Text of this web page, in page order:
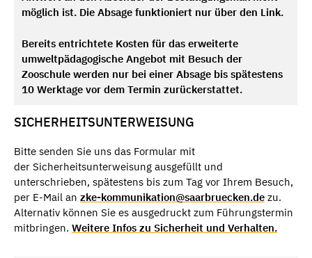
möglich ist. Die Absage funktioniert nur über den Link.
Bereits entrichtete Kosten für das erweiterte
umweltpädagogische Angebot mit Besuch der
Zooschule werden nur bei einer Absage bis spätestens
10 Werktage vor dem Termin zurückerstattet.
SICHERHEITSUNTERWEISUNG
Bitte senden Sie uns das Formular mit
der Sicherheitsunterweisung ausgefüllt und
unterschrieben, spätestens bis zum Tag vor Ihrem Besuch,
per E-Mail an zke-kommunikation@saarbruecken.de zu.
Alternativ können Sie es ausgedruckt zum Führungstermin
mitbringen. Weitere Infos zu Sicherheit und Verhalten.